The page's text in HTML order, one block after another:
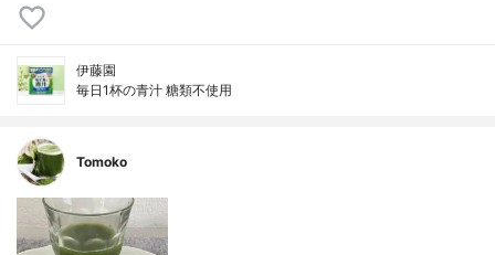
伊藤園
毎日1杯の青汁 糖類不使用
Tomoko